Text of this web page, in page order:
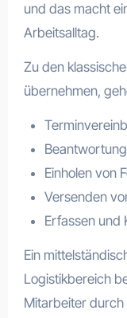
und das macht
Arbeitsalltag.
Zu den
übernehmen,
Einholen von
Versenden
Erfassen und
Ein
Logistikbereich
Mitarbeiter durch